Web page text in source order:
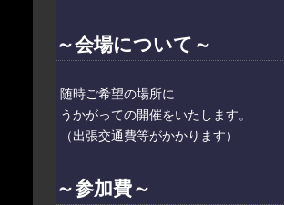
～会場について～
随時ご希望の場所に
うかがっての開催をいたします。
（出張交通費等がかかります）
～参加費～